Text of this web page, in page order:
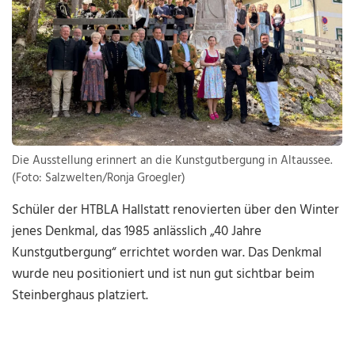
Die Ausstellung erinnert an die Kunstgutbergung in Altaussee.
(Foto: Salzwelten/Ronja Groegler)
Schüler der HTBLA Hallstatt renovierten über den Winter
jenes Denkmal, das 1985 anlässlich „40 Jahre
Kunstgutbergung“ errichtet worden war. Das Denkmal
wurde neu positioniert und ist nun gut sichtbar beim
Steinberghaus platziert.